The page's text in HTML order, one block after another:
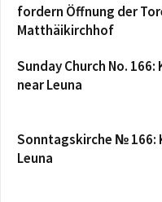
fordern Öffnung der
Matthäikirchhof
Sunday Church No. 166:
near Leuna
Sonntagskirche № 166:
Leuna